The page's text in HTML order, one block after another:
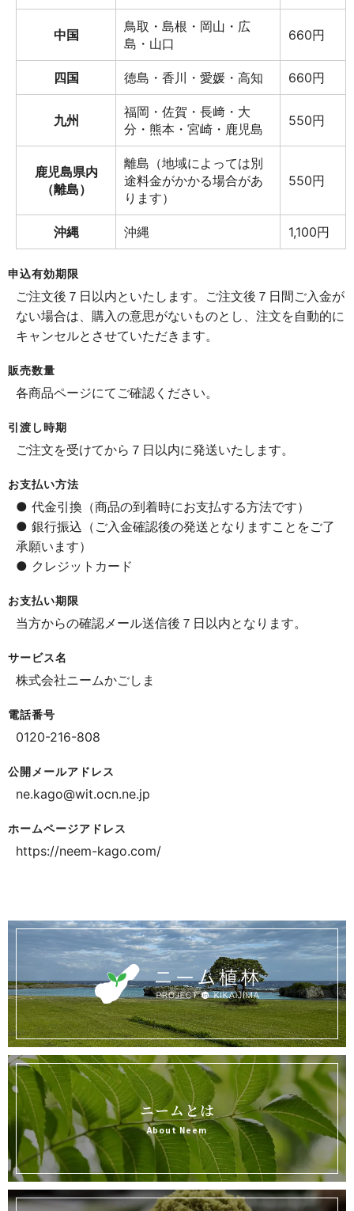
中国
鳥取・島根・岡山・広
島・山口
660円
四国 徳島・香川・愛媛・高知 660円
九州
福岡・佐賀・長﨑・大
分・熊本・宮崎・鹿児島
550円
鹿児島県内
（離島）
離島（地域によっては別
途料金がかかる場合があ
ります）
550円
沖縄 沖縄 1,100円
申込有効期限
ご注文後７日以内といたします。ご注文後７日間ご入金が
ない場合は、購入の意思がないものとし、注文を自動的に
キャンセルとさせていただきます。
販売数量
各商品ページにてご確認ください。
引渡し時期
ご注文を受けてから７日以内に発送いたします。
お支払い方法
● 代金引換（商品の到着時にお支払する方法です）
● 銀行振込（ご入金確認後の発送となりますことをご了
承願います）
● クレジットカード
お支払い期限
当方からの確認メール送信後７日以内となります。
サービス名
株式会社ニームかごしま
電話番号
0120-216-808
公開メールアドレス
ne.kago@wit.ocn.ne.jp
ホームページアドレス
https://neem-kago.com/
ニームとは
About Neem